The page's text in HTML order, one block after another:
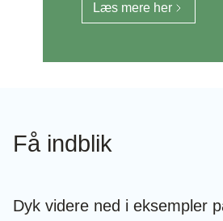
Læs mere her
Få indblik
Dyk videre ned i eksempler